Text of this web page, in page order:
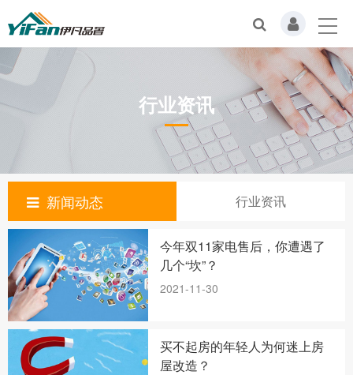
行业资讯
新闻动态 行业资讯
今年双11家电售后，你遭遇了
几个“坎”？
2021-11-30
买不起房的年轻人为何迷上房
屋改造？